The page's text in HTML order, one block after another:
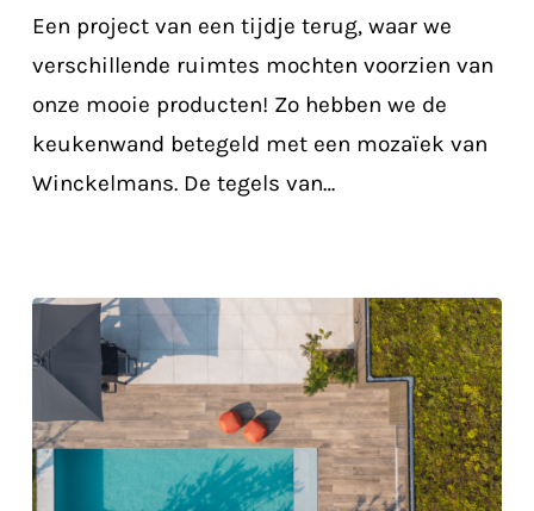
o.a.
Winckelmans
Goirle
Een project van een tijdje terug, waar we
verschillende ruimtes mochten voorzien van
onze mooie producten! Zo hebben we de
keukenwand betegeld met een mozaïek van
Winckelmans. De tegels van…